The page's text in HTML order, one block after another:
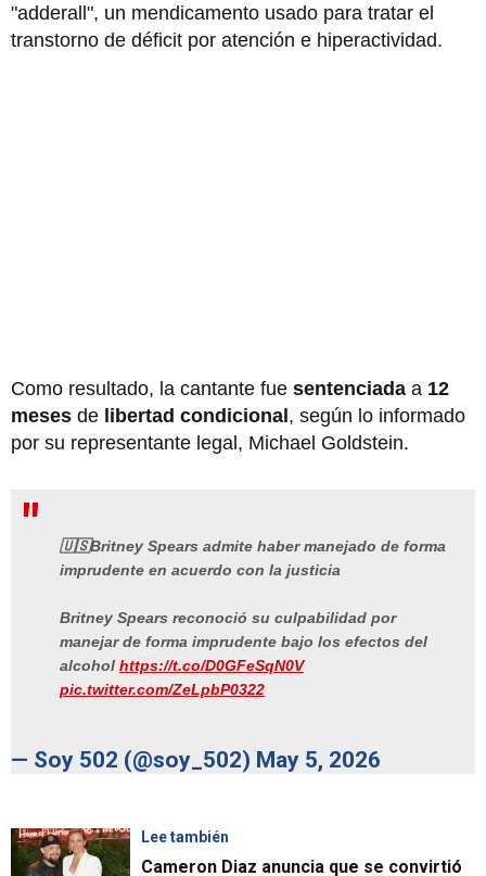
"adderall", un mendicamento usado para tratar el
transtorno de déficit por atención e hiperactividad.
Como resultado, la cantante fue sentenciada a 12
meses de libertad condicional, según lo informado
por su representante legal, Michael Goldstein.
🇺🇸Britney Spears admite haber manejado de forma
imprudente en acuerdo con la justicia
Britney Spears reconoció su culpabilidad por
manejar de forma imprudente bajo los efectos del
alcohol https://t.co/D0GFeSqN0V
pic.twitter.com/ZeLpbP0322
— Soy 502 (@soy_502) May 5, 2026
Lee también
Cameron Diaz anuncia que se convirtió